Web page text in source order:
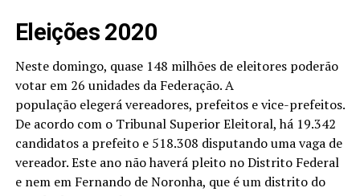
Eleições 2020
Neste domingo, quase 148 milhões de eleitores poderão
votar em 26 unidades da Federação. A
população elegerá vereadores, prefeitos e vice-prefeitos.
De acordo com o Tribunal Superior Eleitoral, há 19.342
candidatos a prefeito e 518.308 disputando uma vaga de
vereador. Este ano não haverá pleito no Distrito Federal
e nem em Fernando de Noronha, que é um distrito do